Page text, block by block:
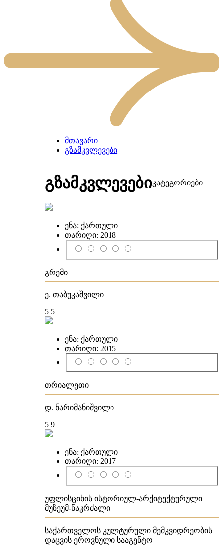
მთავარი
გზამკვლევები
გზამკვლევებიკატეგორიები
ენა: ქართული
თარიღი: 2018
გრემი
ე. თაბუკაშვილი
5 5
ენა: ქართული
თარიღი: 2015
თრიალეთი
დ. ნარიმანიშვილი
5 9
ენა: ქართული
თარიღი: 2017
უფლისციხის ისტორიულ-არქიტექტურული
მუზეუმ-ნაკრძალი
საქართველოს კულტურული მემკვიდრეობის
დაცვის ეროვნული სააგენტო